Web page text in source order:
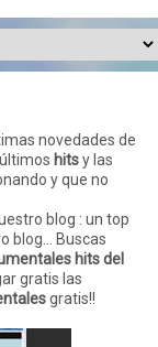
novedades de
hitsy las
y que no
blog : un top
blog... Buscas
hits del
gratis las
gratis!!